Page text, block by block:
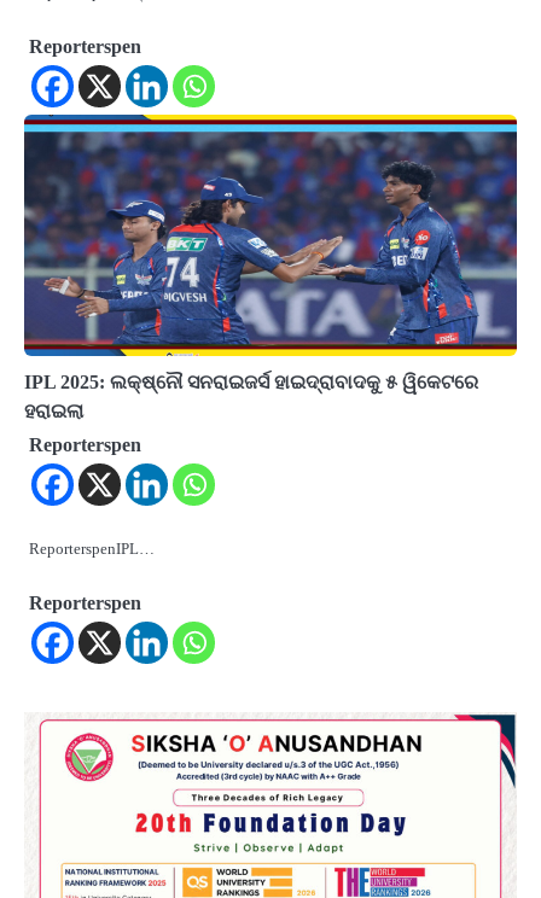
Reporterspen
IPL 2025: ଲକ୍ଷ୍ନୌ ସନରାଇଜର୍ସ ହାଇଦ୍ରାବାଦକୁ ୫ ୱିକେଟରେ
ହରାଇଲା
Reporterspen
ReporterspenIPL…
Reporterspen
‘ଭବିଷ୍ୟତ ପିଢିର ଆକାଂକ୍ଷାକୁ ପୂରଣ କରିବା